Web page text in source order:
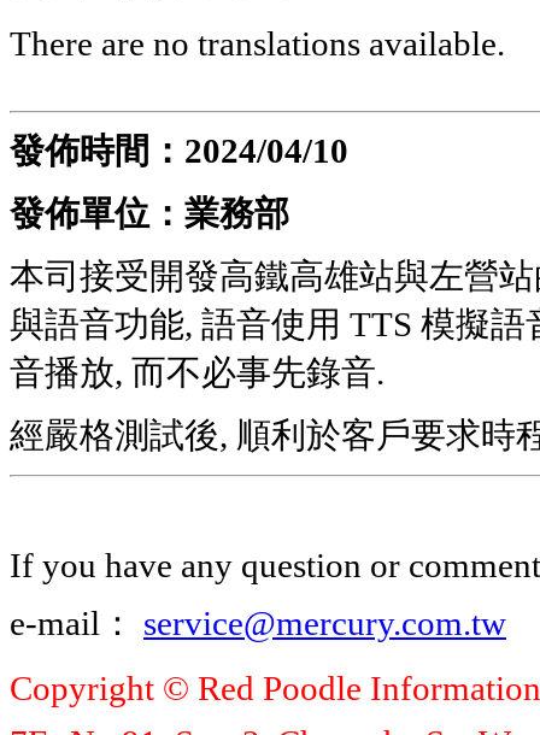
There are no translations available.
發佈時間：2024/04/10
發佈單位：業務部
本司接受開發高鐵高雄站與左營
與語音功能, 語音使用 TTS 模擬
音播放, 而不必事先錄音.
經嚴格測試後, 順利於客戶要求時
If you have any question or
e-mail： service@mercury.com.tw
Copyright © Red Poodle